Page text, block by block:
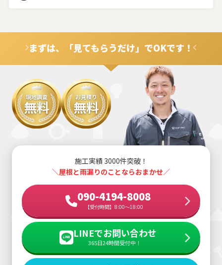
い。
まずは、「見てもらうだけ」でOKです！
現地調査
無料
お見積り
無料
施工実績 3000件突破！
＼屋根と雨漏りのことならおまかせ／
090-4194-8008
【受付時間】8:00～18:00
LINEでお問い合わせ
365日24時間受付中！